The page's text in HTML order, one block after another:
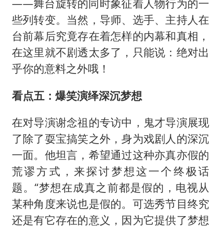
——舞台旋转的同时象征着人物行为的一
些列转变。当然，导师、选手、主持人在
台前幕后究竟存在着怎样的内幕和真相，
在这里就不剧透太多了，只能说：绝对出
乎你的意料之外哦！
看点五：爆笑演绎深沉梦想
在对导演谢念祖的专访中，鬼才导演展现
了除了耍宝搞笑之外，身为戏剧人的深沉
一面。他坦言，希望通过这种亦真亦假的
荒谬方式，来探讨梦想这一个终极话
题。“梦想在成真之前都是假的，电视从
某种角度来说也是假的。可选秀节目终究
还是有它存在的意义，因为它提供了梦想